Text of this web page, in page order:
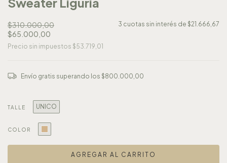
$310.000,00
$65.000,00
3 cuotas sin interés de $21.666,67
Precio sin impuestos $53.719,01
Envío gratis superando los $800.000,00
TALLE UNICO
COLOR